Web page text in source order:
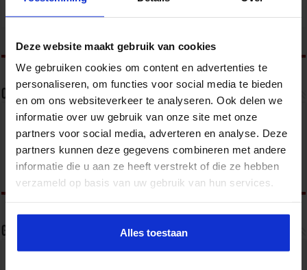
Deze website maakt gebruik van cookies
We gebruiken cookies om content en advertenties te
personaliseren, om functies voor social media te bieden
en om ons websiteverkeer te analyseren. Ook delen we
informatie over uw gebruik van onze site met onze
partners voor social media, adverteren en analyse. Deze
partners kunnen deze gegevens combineren met andere
informatie die u aan ze heeft verstrekt of die ze hebben
verzameld op basis van uw gebruik van hun services.
Alles toestaan
Over sbo
Het Studiecentrum voor Bedrijf en Overheid (SBO)
organiseert jaarlijks zo’n 200 opleidingen en
congressen over o.a. onderwijs, veiligheid, milieu
& RO, zorg, bouw & infra en overheid.
Gerelateerde Artikelen